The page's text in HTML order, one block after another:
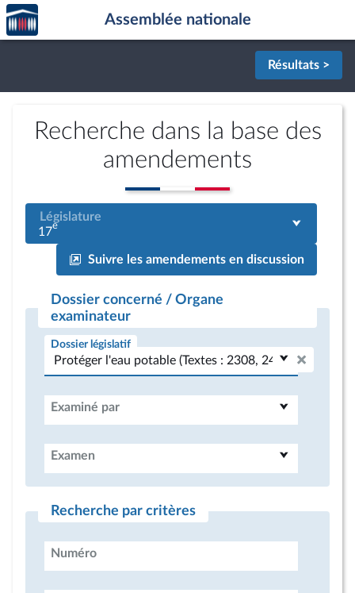
Aller au contenu
Aller en bas de la page
Accèder
à la
page
Assemblée nationale
Résultats >
Recherche dans la base des
amendements
Législature
17e
Suivre les amendements en discussion
Dossier concerné / Organe
examinateur
Dossier législatif
Examiné par
Examen
Recherche par critères
Numéro